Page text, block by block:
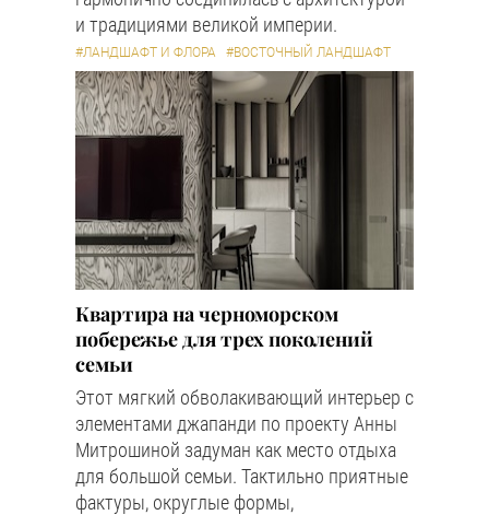
и традициями великой империи.
#ЛАНДШАФТ И ФЛОРА #ВОСТОЧНЫЙ ЛАНДШАФТ
Квартира на черноморском
побережье для трех поколений
семьи
Этот мягкий обволакивающий интерьер с
элементами джапанди по проекту Анны
Митрошиной задуман как место отдыха
для большой семьи. Тактильно приятные
фактуры, округлые формы,